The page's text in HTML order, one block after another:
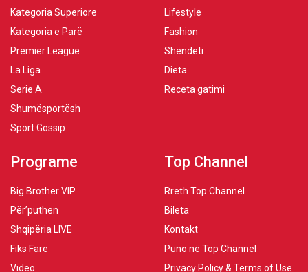
Kategoria Superiore
Kategoria e Parë
Premier League
La Liga
Serie A
Shumësportësh
Sport Gossip
Lifestyle
Fashion
Shëndeti
Dieta
Receta gatimi
Programe
Big Brother VIP
Për’puthen
Shqipëria LIVE
Fiks Fare
Video
Top Channel
Rreth Top Channel
Bileta
Kontakt
Puno në Top Channel
Privacy Policy & Terms of Use